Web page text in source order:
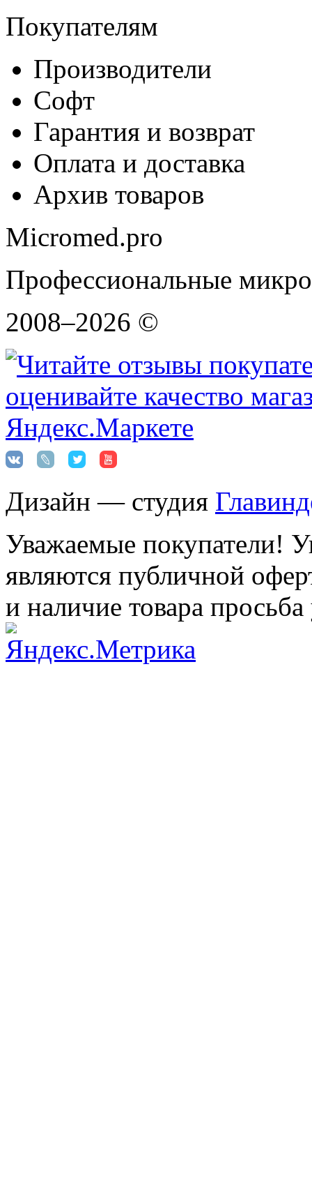
Покупателям
Производители
Софт
Гарантия и возврат
Оплата и доставка
Архив товаров
Micromed.pro
Профессиональные
2008–2026 ©
Дизайн — студия
Уважаемые покупатели!
являются публичной
и наличие товара